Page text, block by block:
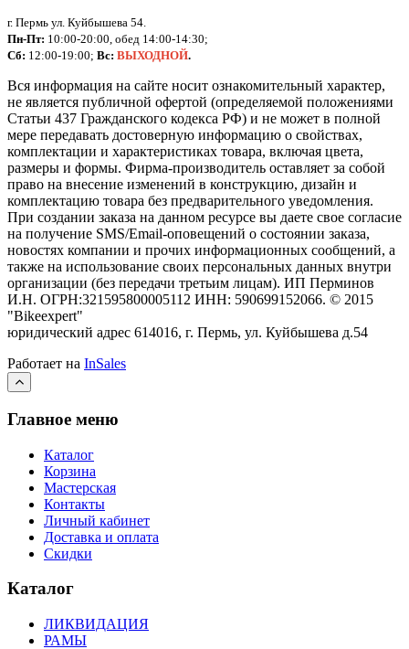
г. Пермь ул. Куйбышева 54.
Пн-Пт: 10:00-20:00, обед 14:00-14:30;
Сб: 12:00-19:00; Вс: ВЫХОДНОЙ.
Вся информация на сайте носит ознакомительный характер,
не является публичной офертой (определяемой положениями
Статьи 437 Гражданского кодекса РФ) и не может в полной
мере передавать достоверную информацию о свойствах,
комплектации и характеристиках товара, включая цвета,
размеры и формы. Фирма-производитель оставляет за собой
право на внесение изменений в конструкцию, дизайн и
комплектацию товара без предварительного уведомления.
При создании заказа на данном ресурсе вы даете свое согласие
на получение SMS/Email-оповещений о состоянии заказа,
новостях компании и прочих информационных сообщений, а
также на использование своих персональных данных внутри
организации (без передачи третьим лицам). ИП Перминов
И.Н. ОГРН:321595800005112 ИНН: 590699152066. © 2015
"Bikeexpert"
юридический адрес 614016, г. Пермь, ул. Куйбышева д.54
Работает на InSales
Главное меню
Каталог
Корзина
Мастерская
Контакты
Личный кабинет
Доставка и оплата
Скидки
Каталог
ЛИКВИДАЦИЯ
РАМЫ